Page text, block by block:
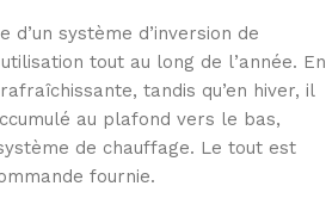
d’un système d’inversion de
tout au long de l’année. En
tandis qu’en hiver, il
au plafond vers le bas,
de chauffage. Le tout est
fournie.